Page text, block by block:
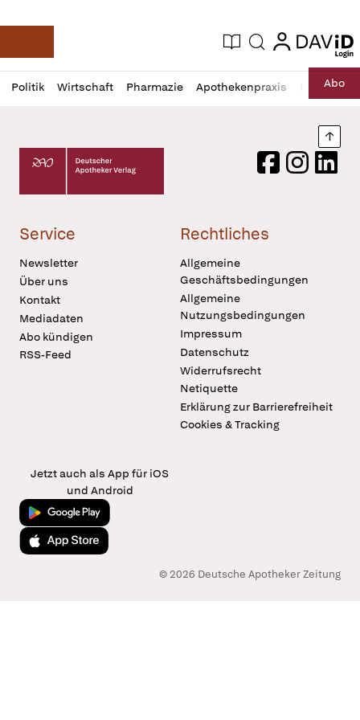
Deutsche Apotheker Zeitung
Aktuelle Ausgabe
Suche login
login
Politik Wirtschaft Pharmazie Apothekenpraxis RechtAbo
Profil
öffnen
Daz
Pur
Deutscher Apotheker Verlag Logo
FacebookInstagram
Service
Newsletter
Über uns
Kontakt
Mediadaten
Abo kündigen
RSS-Feed
Rechtliches
Allgemeine
Geschäftsbedingungen
Allgemeine
Nutzungsbedingungen
Impressum
Datenschutz
Widerrufsrecht
Netiquette
Erklärung zur Barrierefreiheit
Cookies & Tracking
Jetzt auch als App für iOS
und Android
Jetzt bei Google Play
Laden im App Store
© 2026 Deutsche Apotheker Zeitung